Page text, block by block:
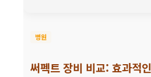
병원
써펙트 장비 비교: 효과적